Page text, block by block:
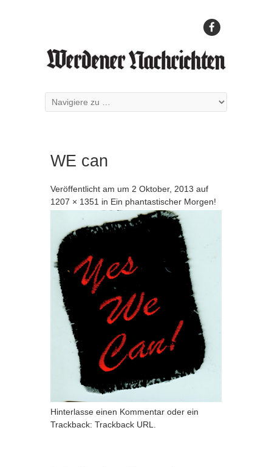
WE can
Veröffentlicht am um 2 Oktober, 2013 auf
1207 × 1351 in Ein phantastischer Morgen!
Hinterlasse einen Kommentar oder ein
Trackback: Trackback URL